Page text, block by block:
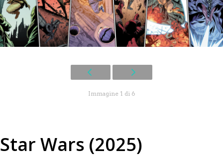
Immagine 1 di 6
Star Wars (2025)